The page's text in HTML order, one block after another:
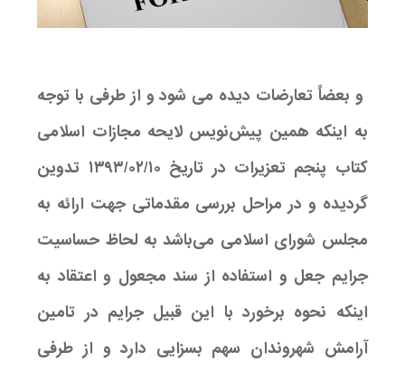
و بعضاً تعارضات دیده می شود و از طرفی با توجه
به اینکه همین پیش‌نویس لایحه مجازات اسلامی
کتاب پنجم تعزیرات در تاریخ ۱۳۹۳/۰۲/۱۰ تدوین
گردیده و در مراحل بررسی مقدماتی جهت ارائه به
مجلس شورای اسلامی می‌باشد به لحاظ حساسیت
جرایم جعل و استفاده از سند مجعول و اعتقاد به
اینکه نحوه برخورد با این قبیل جرایم در تامین
آرامش شهروندان سهم بسزایی دارد و از طرفی